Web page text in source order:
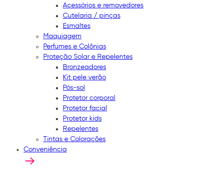
Acessórios e removedores
Cutelaria / pinças
Esmaltes
Maquiagem
Perfumes e Colônias
Proteção Solar e Repelentes
Bronzeadores
Kit pele verão
Pós-sol
Protetor corporal
Protetor facial
Protetor kids
Repelentes
Tintas e Colorações
Conveniência